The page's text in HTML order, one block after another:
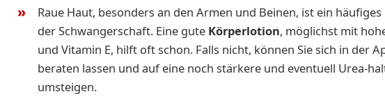
Raue Haut, besonders an den Armen und Beinen, ist ein
der Schwangerschaft. Eine gute Körperlotion, möglichst mit
und Vitamin E, hilft oft schon. Falls nicht, können Sie sich in der
beraten lassen und auf eine noch stärkere und eventuell Urea-
umsteigen.